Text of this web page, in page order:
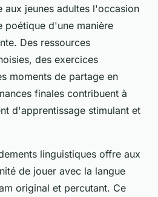
aux jeunes adultes l'occasion
d'une manière
Des ressources
des exercices
moments de partage en
finales contribuent à
d'apprentissage stimulant et
linguistiques offre aux
de jouer avec la langue
original et percutant. Ce